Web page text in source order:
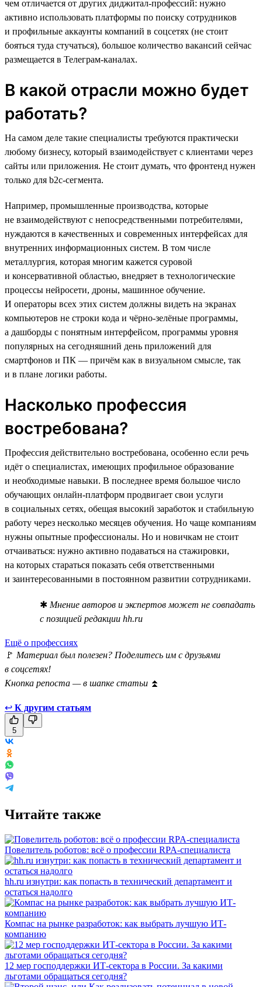
чем отличается от других диджитал-профессий: нужно
активно использовать платформы по поиску сотрудников
и профильные аккаунты компаний в соцсетях (не стоит
бояться туда стучаться), большое количество вакансий сейчас
размещается в Телеграм-каналах.
В какой отрасли можно будет
работать?
На самом деле такие специалисты требуются практически
любому бизнесу, который взаимодействует с клиентами через
сайты или приложения. Не стоит думать, что фронтенд нужен
только для b2c-сегмента.
Например, промышленные производства, которые
не взаимодействуют с непосредственными потребителями,
нуждаются в качественных и современных интерфейсах для
внутренних информационных систем. В том числе
металлургия, которая многим кажется суровой
и консервативной областью, внедряет в технологические
процессы нейросети, дроны, машинное обучение.
И операторы всех этих систем должны видеть на экранах
компьютеров не строки кода и чёрно-зелёные программы,
а дашборды с понятным интерфейсом, программы уровня
популярных на сегодняшний день приложений для
смартфонов и ПК — причём как в визуальном смысле, так
и в плане логики работы.
Насколько профессия
востребована?
Профессия действительно востребована, особенно если речь
идёт о специалистах, имеющих профильное образование
и необходимые навыки. В последнее время большое число
обучающих онлайн-платформ продвигает свои услуги
в социальных сетях, обещая высокий заработок и стабильную
работу через несколько месяцев обучения. Но чаще компаниям
нужны опытные профессионалы. Но и новичкам не стоит
отчаиваться: нужно активно подаваться на стажировки,
на которых стараться показать себя ответственными
и заинтересованными в постоянном развитии сотрудниками.
✱ Мнение авторов и экспертов может не совпадать
с позицией редакции hh.ru
Ещё о профессиях
🚩 Материал был полезен? Поделитесь им с друзьями
в соцсетях!
Кнопка репоста — в шапке статьи ⏫
↩ К другим статьям
5
Читайте также
Повелитель роботов: всё о профессии RPA-специалиста
hh.ru изнутри: как попасть в технический департамент и
остаться надолго
Компас на рынке разработок: как выбрать лучшую ИТ-
компанию
12 мер господдержки ИТ-сектора в России. За какими
льготами обращаться сегодня?